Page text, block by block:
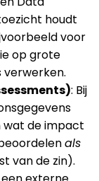
houdt
voor
op grote
verwerken.
: Bij
wat de impact
als
van de zin).